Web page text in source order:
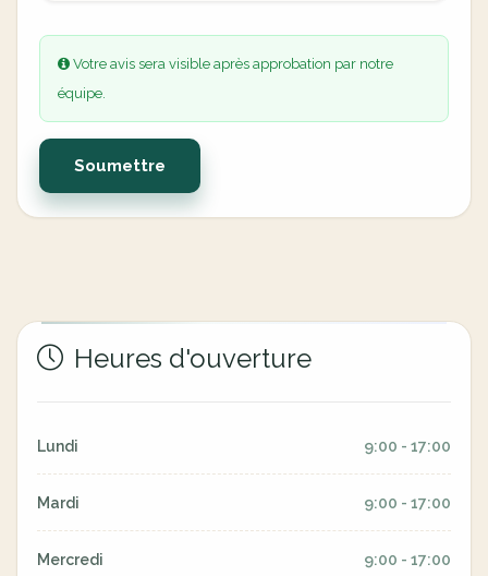
Votre avis sera visible après approbation par notre
équipe.
Soumettre
Heures d'ouverture
Lundi 9:00 - 17:00
Mardi 9:00 - 17:00
Mercredi 9:00 - 17:00